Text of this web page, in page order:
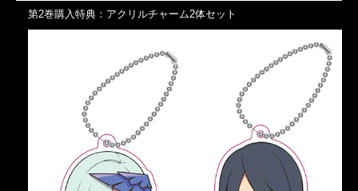
第2巻購入特典：アクリルチャーム2体セット